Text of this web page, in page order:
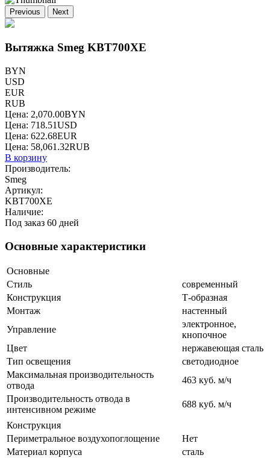
Previous Next
Вытяжка Smeg KBT700XE
BYN
USD
EUR
RUB
Цена: 2,070.00BYN
Цена: 718.51USD
Цена: 622.68EUR
Цена: 58,061.32RUB
В корзину
Производитель:
Smeg
Артикул:
KBT700XE
Наличие:
Под заказ 60 дней
Основные характеристики
Основные
Стиль
современный
Конструкция
Т-образная
Монтаж
настенный
Управление
электронное,
кнопочное
Цвет
нержавеющая сталь
Тип освещения
светодиодное
Максимальная производительность
отвода
463 куб. м/ч
Производительность отвода в
интенсивном режиме
688 куб. м/ч
Конструкция
Периметральное воздухопоглощение
Нет
Материал корпуса
сталь